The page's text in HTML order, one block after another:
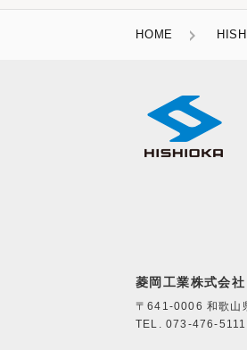
HOME
菱岡工業株式会
〒641-0006 和歌山
TEL. 073-476-